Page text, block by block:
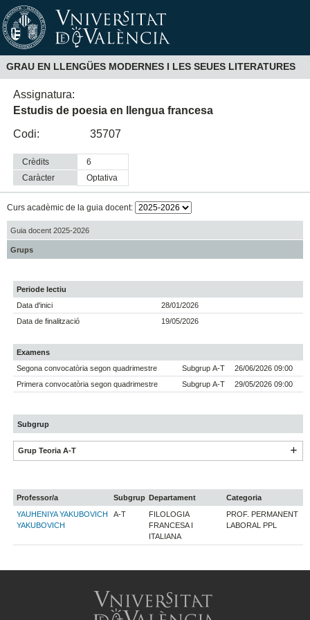
GRAU EN LLENGÜES MODERNES I LES SEUES LITERATURES
Assignatura:
Estudis de poesia en llengua francesa
Codi:
35707
Crèdits
6
Caràcter
optativa
Curs acadèmic de la guia docent:
Guia docent 2025-2026
Grups
Periode lectiu
Data d'inici
28/01/2026
Data de finalització
19/05/2026
Examens
Segona convocatòria segon quadrimestre
Subgrup A-T
26/06/2026 09:00
Primera convocatòria segon quadrimestre
Subgrup A-T 29/05/2026 09:00
Subgrup
Grup Teoria A-T
Professor/a Subgrup Departament
Categoria
YAUHENIYA YAKUBOVICH
YAKUBOVICH
A-T
FILOLOGIA
FRANCESA I
ITALIANA
PROF. PERMANENT
LABORAL PPL